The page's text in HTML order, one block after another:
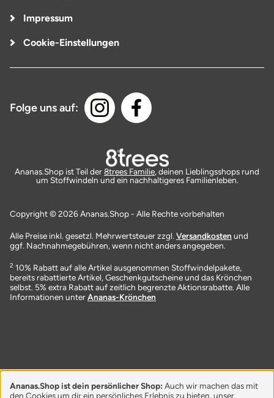
Impressum
Cookie-Einstellungen
Folge uns auf:
Ananas.Shop ist Teil der8trees Familie, deinen Lieblingsshops rund
um Stoffwindeln und ein nachhaltigeres Familienleben.
Copyright © 2026 Ananas.Shop - Alle Rechte vorbehalten
Alle Preise inkl. gesetzl. Mehrwertsteuer zzgl. Versandkosten und
ggf. Nachnahmegebühren, wenn nicht anders angegeben.
2 10% Rabatt auf alle Artikel ausgenommen Stoffwindelpakete,
bereits rabattierte Artikel, Geschenkgutscheine und das Krönchen
selbst. 5% extra Rabatt auf zeitlich begrenzte Aktionsrabatte. Alle
Informationen unterAnanas-Krönchen
Ananas.Shop ist dein persönlicher Shop: Auch wir machen das mit
den Cookies um dir ein persönliches Erlebnis zu bieten, unser